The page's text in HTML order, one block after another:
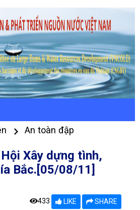
An toàn đập
Xây dựng tình,
Bắc.[05/08/11]
433 LIKE SHARE